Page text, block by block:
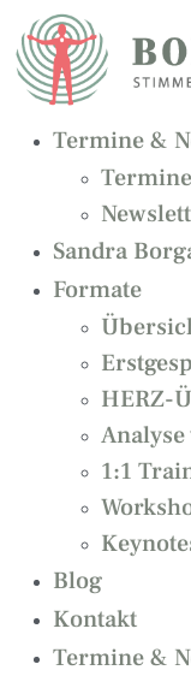
Inhalt
springen
Termine &
Sandra
Formate
HERZ-
1:1
Blog
Kontakt
Termine &